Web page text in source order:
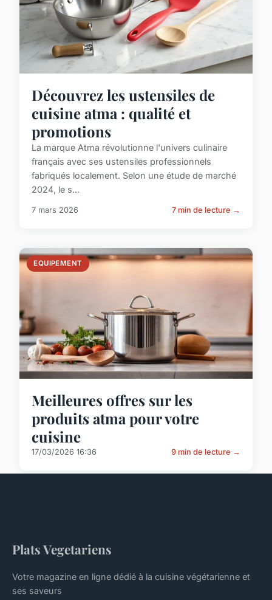
Découvrez les ustensiles de
cuisine atma : qualité et
promotions
La marque Atma révolutionne l'univers culinaire
français avec ses ustensiles professionnels
fabriqués localement. Selon une étude de marché
2024, le s...
7 mars 2026 7 min de lecture →
EQUIPEMENT
Meilleures offres sur les
produits atma pour votre
cuisine
17/03/2026 16:36 9 min de lecture →
Plats Vegetariens
Votre magazine en ligne dédié à la cuisine végétarienne et
ses saveurs